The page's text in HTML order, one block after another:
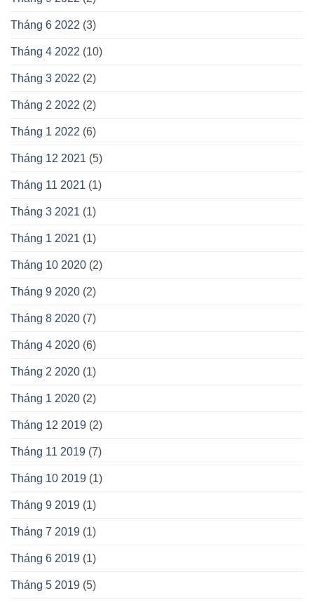
Tháng 6 2022 (3)
Tháng 4 2022 (10)
Tháng 3 2022 (2)
Tháng 2 2022 (2)
Tháng 1 2022 (6)
Tháng 12 2021 (5)
Tháng 11 2021 (1)
Tháng 3 2021 (1)
Tháng 1 2021 (1)
Tháng 10 2020 (2)
Tháng 9 2020 (2)
Tháng 8 2020 (7)
Tháng 4 2020 (6)
Tháng 2 2020 (1)
Tháng 1 2020 (2)
Tháng 12 2019 (2)
Tháng 11 2019 (7)
Tháng 10 2019 (1)
Tháng 9 2019 (1)
Tháng 7 2019 (1)
Tháng 6 2019 (1)
Tháng 5 2019 (5)